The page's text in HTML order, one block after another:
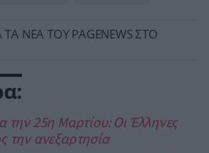
ΝΕΑ ΤΟΥ PAGENEWS ΣΤΟ
την 25η Μαρτίου: Οι Έλληνες
την ανεξαρτησία